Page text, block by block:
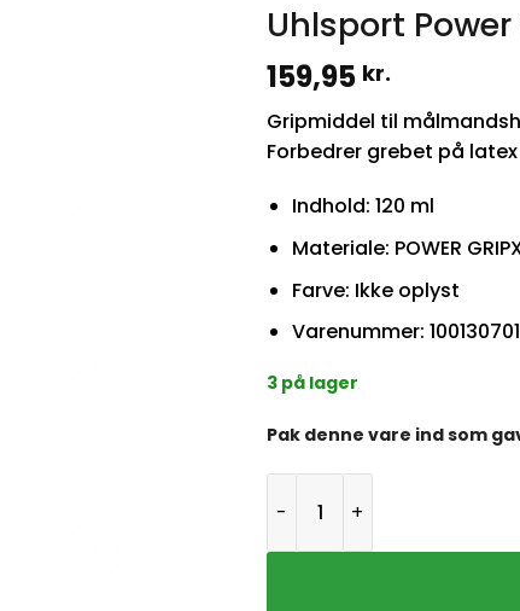
Uhlsport
159,95 kr.
Gripmiddel til
Forbedrer grebet på
Indhold: 120 ml
Materiale: POWER
Farve: Ikke oplyst
Varenummer: 100130701
3 på lager
Pak denne vare ind som